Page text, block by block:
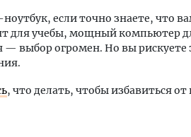
если точно знаете, что
для учебы, мощный компьютер
выбор огромен. Но вы рискуете
, что делать, чтобы избавиться